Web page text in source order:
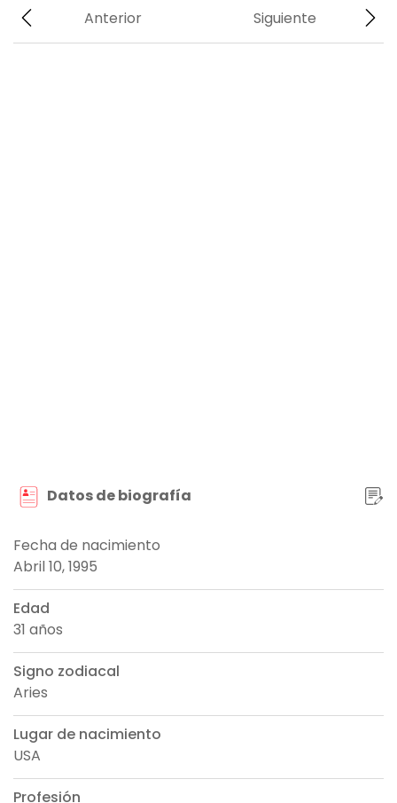
Siguiente
Anterior
Datos de biografía
Fecha de nacimiento
Abril 10, 1995
Edad
31 años
Signo zodiacal
Aries
Lugar de nacimiento
USA
Profesión